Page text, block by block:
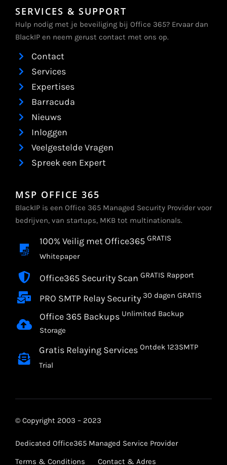
SERVICES & SUPPORT
Hulp nodig met je beveiliging bij Office 365? Ervaar dan
BlackIP en neem gerust contact met ons op.
Contact
Services
Expertises
Barracuda
Nieuws
Inloggen
Veelgestelde Vragen
Spreek een Expert
MSP OFFICE 365
BlackIP is een Office 365 Managed Security Provider voor
bedrijven, van startups, MKB tot multinationals.
100% Veilig met Office365 GRATIS
Whitepaper
Office365 Security Scan GRATIS Rapport
PRO SMTP Relay Security 30 dagen GRATIS
Office 365 Backups Unlimited Backup
Storage
Gratis Relaying ServicesOntdek 123SMTP
Trial
© Copyright 2003 – 2023
Dedicated Office365 Managed Service Provider
Terms & Conditions
Contact & Adres